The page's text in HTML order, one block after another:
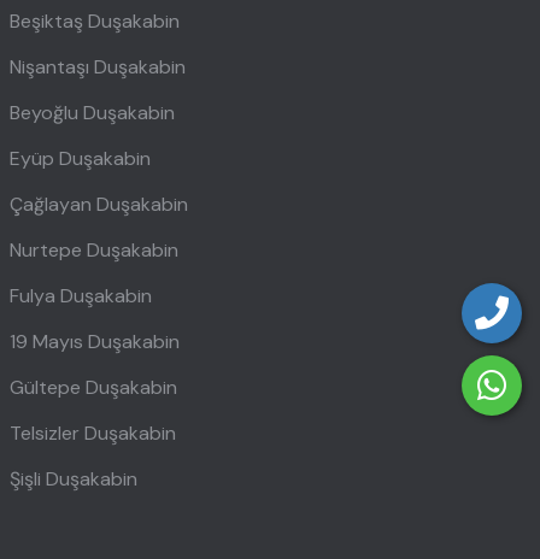
Beşiktaş Duşakabin
Nişantaşı Duşakabin
Beyoğlu Duşakabin
Eyüp Duşakabin
Çağlayan Duşakabin
Nurtepe Duşakabin
Fulya Duşakabin
19 Mayıs Duşakabin
Gültepe Duşakabin
Telsizler Duşakabin
Şişli Duşakabin